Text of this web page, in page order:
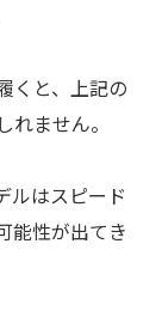
くと、上記の
ません。
ルはスピード
能性が出てき